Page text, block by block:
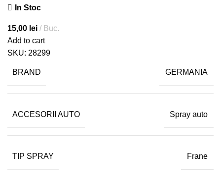
In Stoc
15,00 lei
Buc.
Add to cart
SKU: 28299
BRAND GERMANIA
ACCESORII AUTO Spray auto
TIP SPRAY Frane